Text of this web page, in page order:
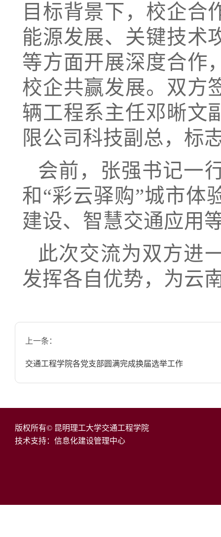
目标背景下，校企合
能源发展、关键技术
等方面开展深度合作
校企共赢发展。双方
辆工程系主任邓晰文
限公司科技副总，标
会前，张强书记一
和“彩云驿购”城市体
建设、智慧交通应用
此次交流为双方进
发挥各自优势，为云
上一条：
交通工程学院各党支部圆满完成换届选举工作
版权所有© 昆明理工大学交通工程学院
技术支持：信息化建设管理中心